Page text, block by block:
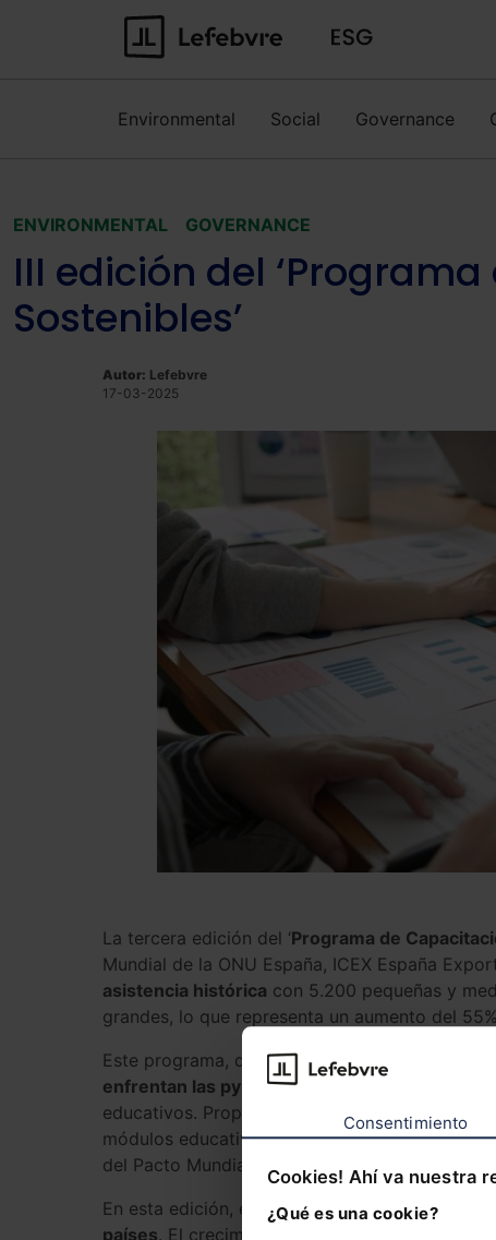
Consentimiento
Cookies! Ahí va nuestra
¿Qué es una cookie?
Environmental Social Governance
ENVIRONMENTAL GOVERNANCE
III edición del
Sostenibles’
Autor: Lefebvre
17-03-2025
La tercera edición del ‘Programa de
Mundial de la ONU España, ICEX España
asistencia histórica con 5.200 pequeñas y
grandes, lo que representa un aumento del
Este programa, que se extenderá durante
enfrentan las pymes en términos de
educativos. Proporciona una plataforma en
módulos educativos sobre sostenibilidad, los
del Pacto Mundial de la ONU, además de
En esta edición, el programa ha incrementado
países. El crecimiento del programa ha sido